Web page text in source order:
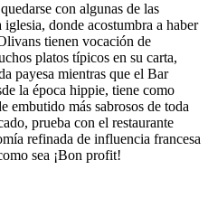
con algunas de las
donde acostumbra a haber
tienen vocación de
platos típicos en su carta,
payesa mientras que el Bar
la época hippie, tiene como
embutido más sabrosos de toda
prueba con el restaurante
refinada de influencia francesa
sea ¡Bon profit!